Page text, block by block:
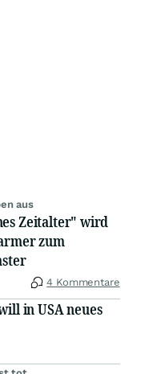
aus
Zeitalter" wird
zum
4 Kommentare
in USA neues